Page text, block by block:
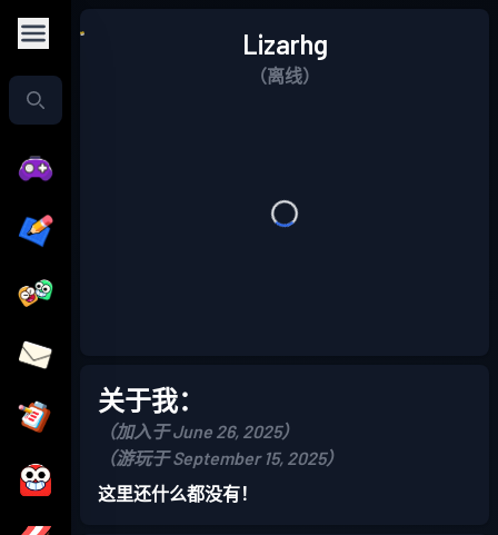
Lizarhg
（离线）
关于我：
（加入于 June 26, 2025）
（游玩于 September 15, 2025）
这里还什么都没有！